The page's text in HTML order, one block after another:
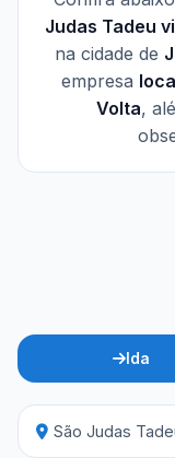
Judas Tadeu
na cidade de
empresa
Volta,
Ida
São Judas